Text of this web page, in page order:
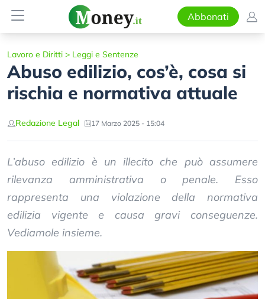
Abbonati
Lavoro e Diritti > Leggi e Sentenze
Abuso edilizio, cos’è, cosa si
rischia e normativa attuale
Redazione Legal 17 Marzo 2025 - 15:04
L’abuso edilizio è un illecito che può assumere
rilevanza amministrativa o penale. Esso
rappresenta una violazione della normativa
edilizia vigente e causa gravi conseguenze.
Vediamole insieme.